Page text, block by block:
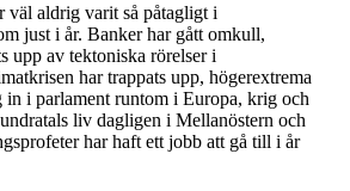
väl aldrig varit så påtagligt i
just i år. Banker har gått omkull,
upp av tektoniska rörelser i
har trappats upp, högerextrema
in i parlament runtom i Europa, krig och
liv dagligen i Mellanöstern och
har haft ett jobb att gå till i år